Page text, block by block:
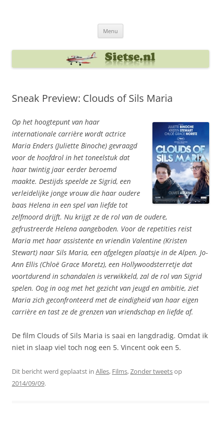
Menu
Sneak Preview: Clouds of Sils Maria
Op het hoogtepunt van haar
internationale carrière wordt actrice
Maria Enders (Juliette Binoche) gevraagd
voor de hoofdrol in het toneelstuk dat
haar twintig jaar eerder beroemd
maakte. Destijds speelde ze Sigrid, een
verleidelijke jonge vrouw die haar oudere
baas Helena in een spel van liefde tot
zelfmoord drijft. Nu krijgt ze de rol van de oudere,
gefrustreerde Helena aangeboden. Voor de repetities reist
Maria met haar assistente en vriendin Valentine (Kristen
Stewart) naar Sils Maria, een afgelegen plaatsje in de Alpen. Jo-
Ann Ellis (Chloë Grace Moretz), een Hollywoodsterretje dat
voortdurend in schandalen is verwikkeld, zal de rol van Sigrid
spelen. Oog in oog met het gezicht van jeugd en ambitie, ziet
Maria zich geconfronteerd met de eindigheid van haar eigen
carrière en tast ze de grenzen van vriendschap en liefde af.
De film Clouds of Sils Maria is saai en langdradig. Omdat ik
niet in slaap viel toch nog een 5. Vincent ook een 5.
Dit bericht werd geplaatst in Alles, Films,Zonder tweetsop
2014/09/09.